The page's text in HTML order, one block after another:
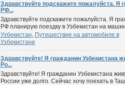
Здравствуйте подскажите пожалуйста. Я
РФ...
Здравствуйте подскажите пожалуйста. Я
РФ планирую поездку в Узбекистан на
Узбекистан, Путешествие на автомобиле в
Узбекистане
Здравствуйте! Я гражданин Узбекистана
Ро...
Здравствуйте! Я гражданин Узбекистана
России уже долго. Сейчас хочу поехать в